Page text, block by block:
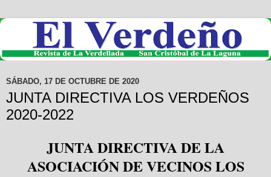
SÁBADO, 17 DE OCTUBRE DE 2020
JUNTA DIRECTIVA LOS VERDEÑOS
2020-2022
JUNTA DIRECTIVA DE LA
ASOCIACIÓN DE VECINOS LOS